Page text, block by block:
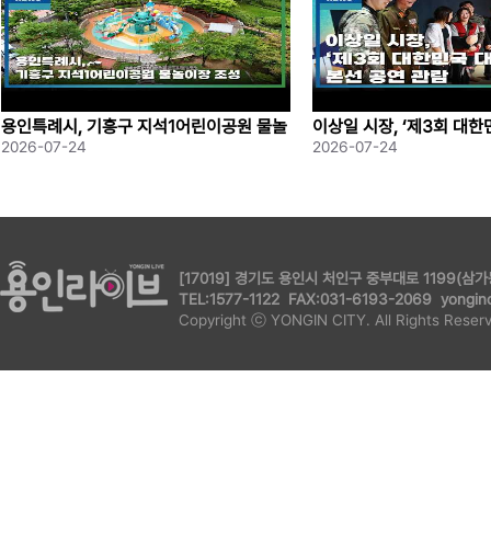
용인특례시, 기흥구 지석1어린이공원 물놀
이장 조성
2026-07-24
이상일 시장, ‘제3회 대한
본선 공연 관람
2026-07-24
[17019] 경기도 용인시 처인구 중부대로 1199(삼
TEL:1577-1122 FAX:031-6193-2069
Copyright ⓒ YONGIN CITY. All Rights